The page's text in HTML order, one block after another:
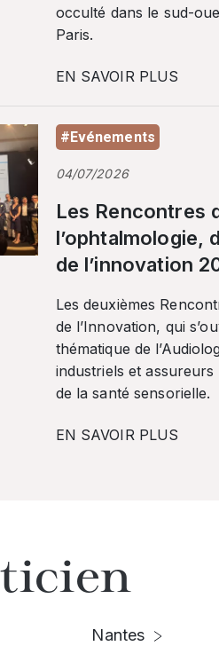
occulté dans le sud-
Paris.
EN SAVOIR PLUS
#Evénements
04/07/2026
Les Rencontres
l’ophtalmologie,
de l’innovation
Les deuxièmes
de l’Innovation, qui
thématique de
industriels et assureurs
de la santé sensorielle.
EN SAVOIR PLUS
Nantes